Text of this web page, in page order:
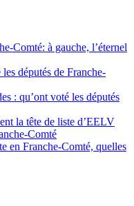
Comté: à gauche, l’éternel
députés de Franche-
: qu’ont voté les députés
la tête de liste d’EELV
Comté
en Franche-Comté, quelles